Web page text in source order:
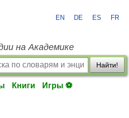
EN DE ES FR
на Академике
Найти!
Книги Игры ⚽